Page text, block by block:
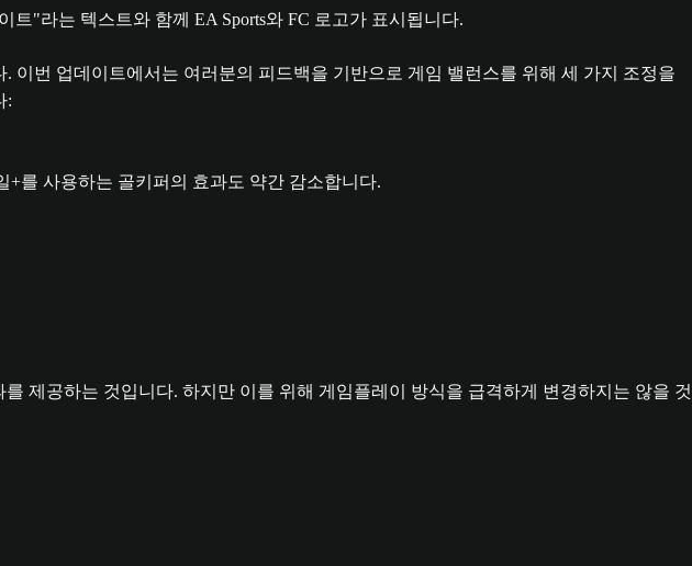
이번 업데이트에서는 여러분의 피드백을 기반으로 게임 밸런스를 위해 세 가지 조정을
:
를 사용하는 골키퍼의 효과도 약간 감소합니다.
제공하는 것입니다. 하지만 이를 위해 게임플레이 방식을 급격하게 변경하지는 않을 것